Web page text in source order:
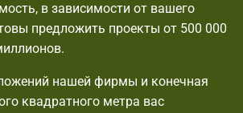
в зависимости от вашего
предложить проекты от 500 000
нашей фирмы и конечная
квадратного метра вас